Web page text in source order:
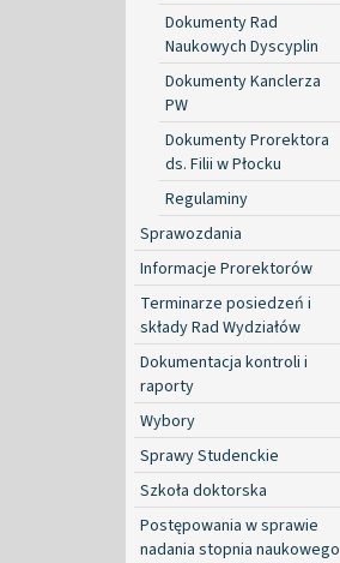
Dokumenty Rad
Naukowych Dyscyplin
Dokumenty Kanclerza
PW
Dokumenty Prorektora
ds. Filii w Płocku
Regulaminy
Sprawozdania
Informacje Prorektorów
Terminarze posiedzeń i
składy Rad Wydziałów
Dokumentacja kontroli i
raporty
Wybory
Sprawy Studenckie
Szkoła doktorska
Postępowania w sprawie
nadania stopnia naukowego